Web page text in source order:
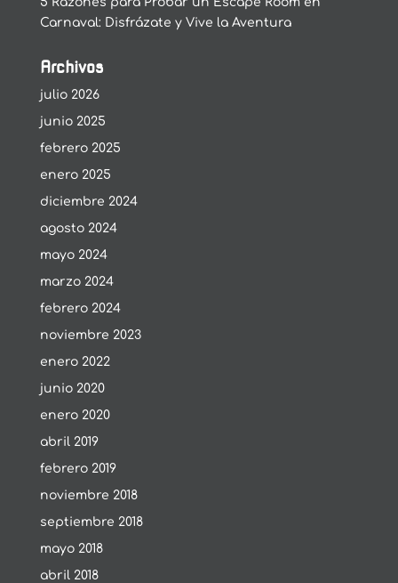
Carnaval: Disfrázate y Vive la Aventura
Archivos
julio 2026
junio 2025
febrero 2025
enero 2025
diciembre 2024
agosto 2024
mayo 2024
marzo 2024
febrero 2024
noviembre 2023
enero 2022
junio 2020
enero 2020
abril 2019
febrero 2019
noviembre 2018
septiembre 2018
mayo 2018
abril 2018